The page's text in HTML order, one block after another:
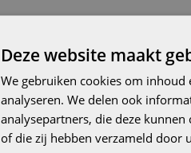
Deze website maakt
We gebruiken cookies om
analyseren. We delen ook
analysepartners, die deze
of die zij hebben verzameld door